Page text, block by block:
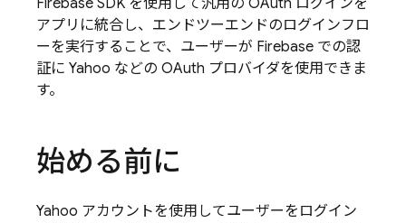
Firebase SDK を使用して汎用の OAuth ログインを
アプリに統合し、エンドツーエンドのログインフロ
ーを実行することで、ユーザーが Firebase での認
証に Yahoo などの OAuth プロバイダを使用できま
す。
始める前に
Yahoo アカウントを使用してユーザーをログイン